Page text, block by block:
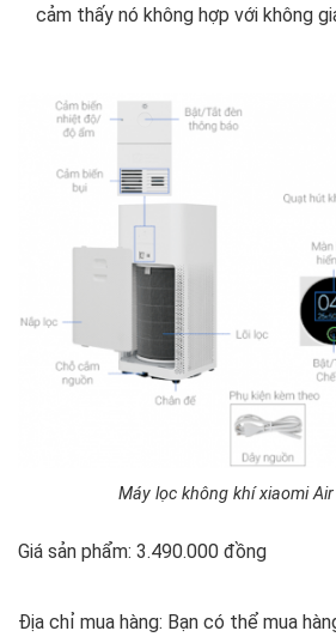
cảm thấy nó không hợp với không
Máy lọc không khí xiaomi
Giá sản phẩm: 3.490.000 đồng
Địa chỉ mua hàng: Bạn có thể mua